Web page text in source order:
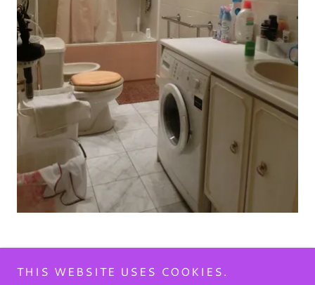
THIS WEBSITE USES COOKIES.